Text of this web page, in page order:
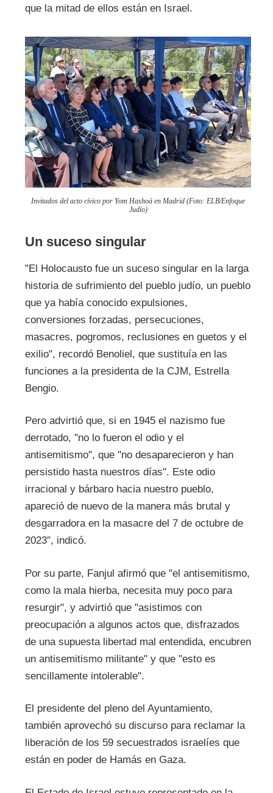
que la mitad de ellos están en Israel.
Invitados del acto cívico por Yom Hashoá en Madrid (Foto: ELB/Enfoque
Judío)
Un suceso singular
"El Holocausto fue un suceso singular en la larga
historia de sufrimiento del pueblo judío, un pueblo
que ya había conocido expulsiones,
conversiones forzadas, persecuciones,
masacres, pogromos, reclusiones en guetos y el
exilio", recordó Benoliel, que sustituía en las
funciones a la presidenta de la CJM, Estrella
Bengio.
Pero advirtió que, si en 1945 el nazismo fue
derrotado, "no lo fueron el odio y el
antisemitismo", que "no desaparecieron y han
persistido hasta nuestros días". Este odio
irracional y bárbaro hacia nuestro pueblo,
apareció de nuevo de la manera más brutal y
desgarradora en la masacre del 7 de octubre de
2023″, indicó.
Por su parte, Fanjul afirmó que "el antisemitismo,
como la mala hierba, necesita muy poco para
resurgir", y advirtió que "asistimos con
preocupación a algunos actos que, disfrazados
de una supuesta libertad mal entendida, encubren
un antisemitismo militante" y que "esto es
sencillamente intolerable".
El presidente del pleno del Ayuntamiento,
también aprovechó su discurso para reclamar la
liberación de los 59 secuestrados israelíes que
están en poder de Hamás en Gaza.